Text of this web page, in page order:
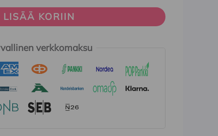
LISÄÄ KORIIN
verkkomaksu